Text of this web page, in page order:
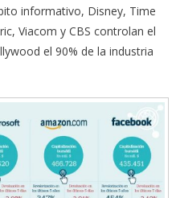
informativo, Disney, Time
Viacom y CBS controlan el
el 90% de la industria